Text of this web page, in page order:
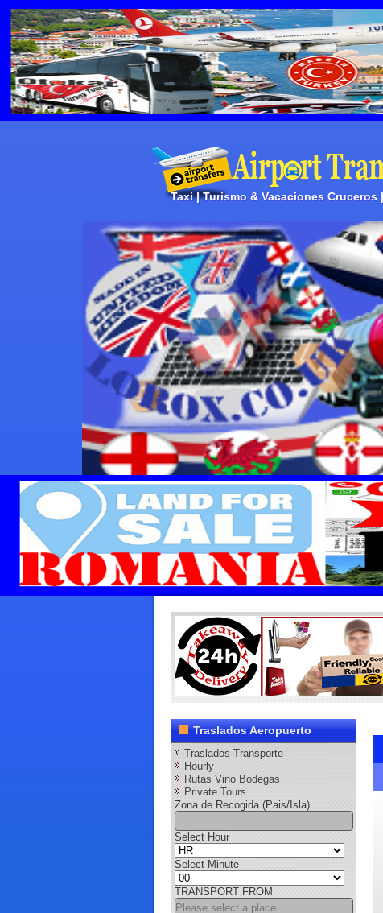
Taxi | Turismo & Vacaciones
Traslados Aeropuerto
Traslados Transporte
Hourly
Rutas Vino Bodegas
Private Tours
Zona de Recogida (Pais/Isla)
Select Hour
Select Minute
TRANSPORT FROM